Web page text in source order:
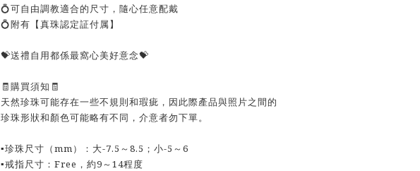
💍可自由調教適合的尺寸，隨心任意配戴
💍附有【真珠認定証付属】
💝送禮自用都係最窩心美好意念💝
🧾購買須知🧾
天然珍珠可能存在一些不規則和瑕疵，因此際產品與照片之間的
珍珠形狀和顏色可能略有不同，介意者勿下單。
▪️珍珠尺寸（mm）：大-7.5～8.5；小-5～6
▪️戒指尺寸：Free，約9～14程度